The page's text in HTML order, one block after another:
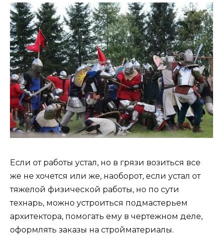
Если от работы устал, но в грязи возиться все
же не хочется или же, наоборот, если устал от
тяжелой физической работы, но по сути
технарь, можно устроиться подмастерьем
архитектора, помогать ему в чертежном деле,
оформлять заказы на стройматериалы.